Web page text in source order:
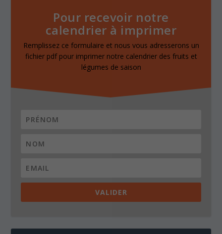
Pour recevoir notre
calendrier à imprimer
Remplissez ce formulaire et nous vous adresserons un
fichier pdf pour imprimer notre calendrier des fruits et
légumes de saison
VALIDER